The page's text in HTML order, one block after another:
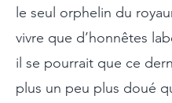
le seul orphelin du
vivre que d’honnêtes
il se pourrait que ce
plus un peu plus doué